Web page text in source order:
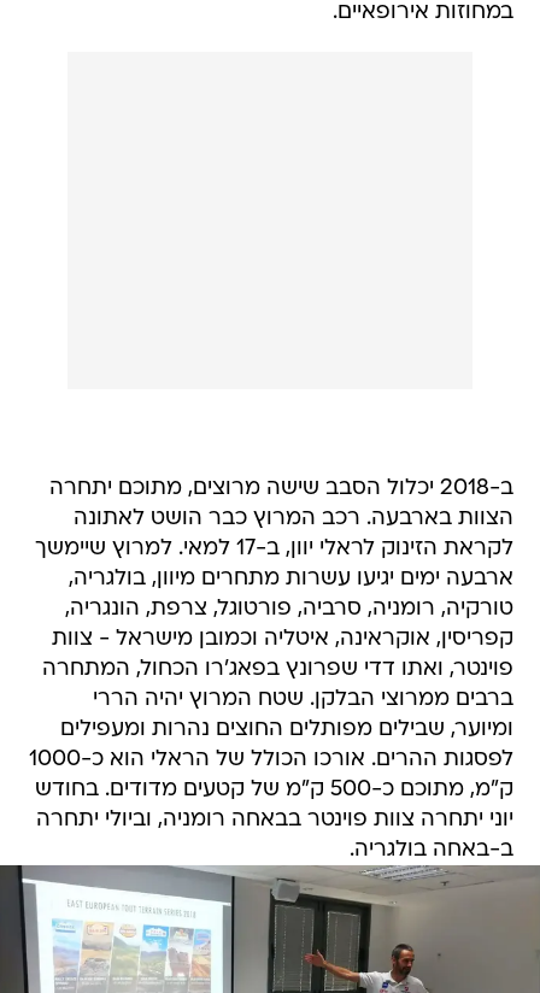
במחוזות אירופאיים.
ב-2018 יכלול הסבב שישה מרוצים, מתוכם יתחרה
הצוות בארבעה. רכב המרוץ כבר הושט לאתונה
לקראת הזינוק לראלי יוון, ב-17 למאי. למרוץ שיימשך
ארבעה ימים יגיעו עשרות מתחרים מיוון, בולגריה,
טורקיה, רומניה, סרביה, פורטוגל, צרפת, הונגריה,
קפריסין, אוקראינה, איטליה וכמובן מישראל - צוות
פוינטר, ואתו דדי שפרונץ בפאג'רו הכחול, המתחרה
ברבים ממרוצי הבלקן. שטח המרוץ יהיה הררי
ומיוער, שבילים מפותלים החוצים נהרות ומעפילים
לפסגות ההרים. אורכו הכולל של הראלי הוא כ-1000
ק"מ, מתוכם כ-500 ק"מ של קטעים מדודים. בחודש
יוני יתחרה צוות פוינטר בבאחה רומניה, וביולי יתחרה
ב-באחה בולגריה.